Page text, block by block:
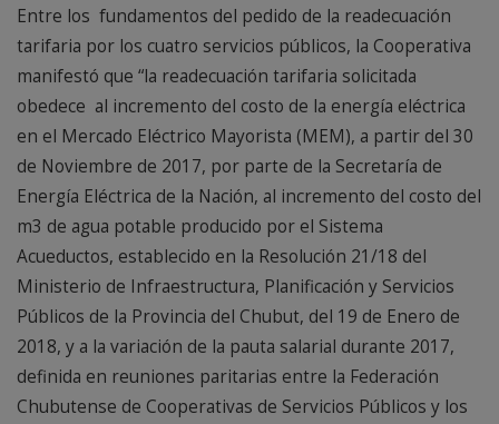
Entre los fundamentos del pedido de la readecuación
tarifaria por los cuatro servicios públicos, la Cooperativa
manifestó que “la readecuación tarifaria solicitada
obedece al incremento del costo de la energía eléctrica
en el Mercado Eléctrico Mayorista (MEM), a partir del 30
de Noviembre de 2017, por parte de la Secretaría de
Energía Eléctrica de la Nación, al incremento del costo del
m3 de agua potable producido por el Sistema
Acueductos, establecido en la Resolución 21/18 del
Ministerio de Infraestructura, Planificación y Servicios
Públicos de la Provincia del Chubut, del 19 de Enero de
2018, y a la variación de la pauta salarial durante 2017,
definida en reuniones paritarias entre la Federación
Chubutense de Cooperativas de Servicios Públicos y los